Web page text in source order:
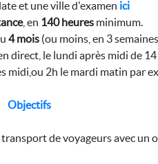
et une ville d'examen ici
, en 140 heuresminimum.
4 mois (ou moins, en 3
direct, le lundi après midi de
midi,ou 2h le mardi matin par
Objectifs
de voyageurs avec un